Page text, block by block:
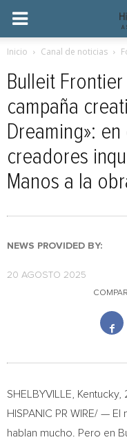
Inicio Canal de noticias
Bulleit
campaña
Dreaming»:
creadores
Manos a la
NEWS PROVIDED BY:
20 AGOSTO 2025
SHELBYVILLE, Kentucky,
HISPANIC PR WIRE/ —
hablan mucho. Pero en